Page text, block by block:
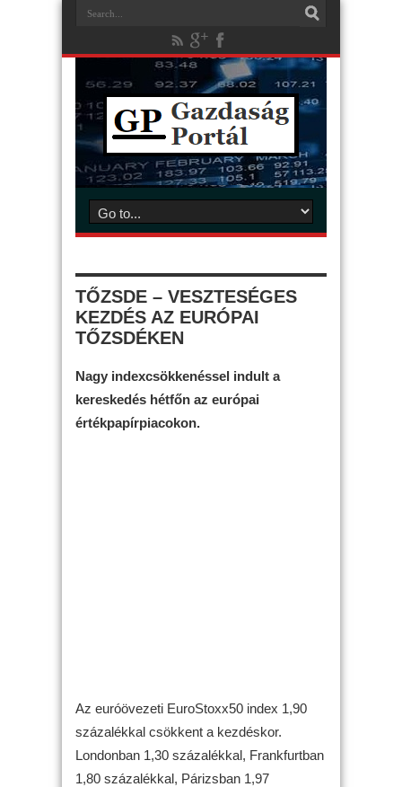
TŐZSDE – VESZTESÉGES
KEZDÉS AZ EURÓPAI
TŐZSDÉKEN
Nagy indexcsökkenéssel indult a
kereskedés hétfőn az európai
értékpapírpiacokon.
Az euróövezeti EuroStoxx50 index 1,90
százalékkal csökkent a kezdéskor.
Londonban 1,30 százalékkal, Frankfurtban
1,80 százalékkal, Párizsban 1,97